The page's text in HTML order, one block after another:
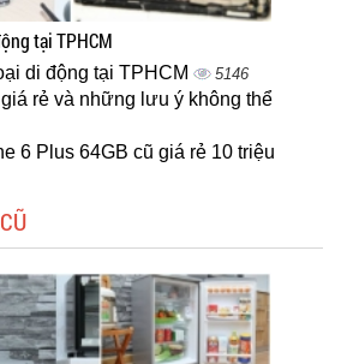
tại TPHCM
di động tại TPHCM 5146
rẻ và những lưu ý không thể
6 Plus 64GB cũ giá rẻ 10 triệu